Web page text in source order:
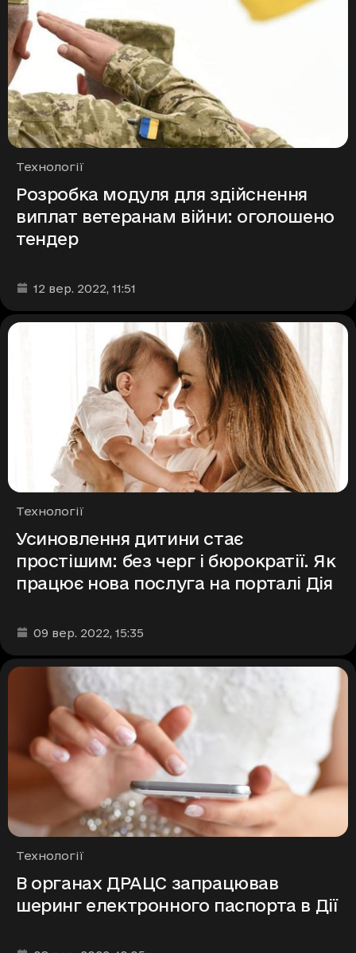
Рубрики
Технології
Розробка модуля для здійснення
виплат ветеранам війни: оголошено
тендер
Дата та час публікації
12 вер. 2022, 11:51
Рубрики
Технології
Усиновлення дитини стає
простішим: без черг і бюрократії. Як
працює нова послуга на порталі Дія
Дата та час публікації
09 вер. 2022, 15:35
Рубрики
Технології
В органах ДРАЦС запрацював
шеринг електронного паспорта в Дії